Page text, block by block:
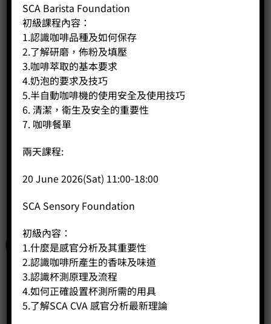
商品評價
目前沒有評價。
只有註冊並且購買過商品的顧客才能撰寫評價。
特價
SCA Barista Foundation
初級課程內容：
1.認識咖啡品種及如何保存
2.了解研磨，佈粉及填壓
3.咖啡萃取的基本要求
4.奶泡的要求及技巧
5.半自動咖啡機的使用安全及使用技巧
6. 清潔，衛生及安全的重要性
7. 咖啡餐單
兩天課程:
20 June 2026(Sat) 11:00-18:00
SCA Sensory Foundation
初級內容：
1.什麼是感官分析及其重要性
2.認識咖啡所產生的香味及味道
3.認識杯測原理及流程
4.如何正確設置杯測所需的用具
5.了解SCA CVA 感官分析最新理論